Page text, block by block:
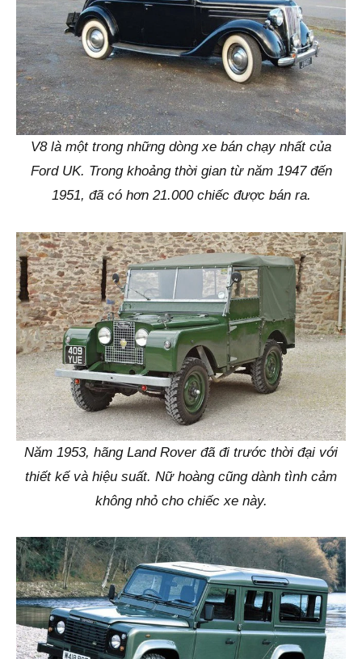
V8 là một trong những dòng xe bán chạy nhất của
Ford UK. Trong khoảng thời gian từ năm 1947 đến
1951, đã có hơn 21.000 chiếc được bán ra.
Năm 1953, hãng Land Rover đã đi trước thời đại với
thiết kế và hiệu suất. Nữ hoàng cũng dành tình cảm
không nhỏ cho chiếc xe này.